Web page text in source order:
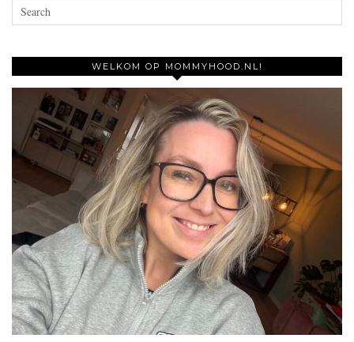
WELKOM OP MOMMYHOOD.NL!